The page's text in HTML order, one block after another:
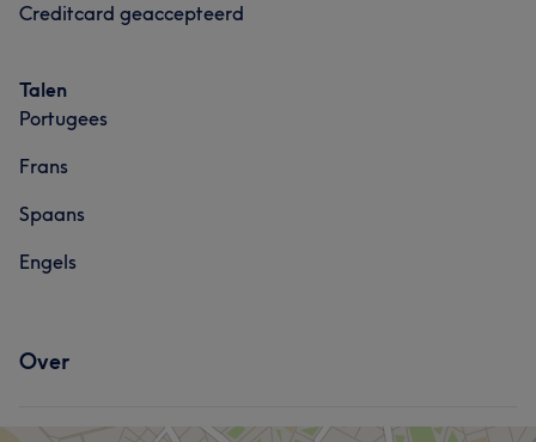
Creditcard geaccepteerd
Talen
Portugees
Frans
Spaans
Engels
Over